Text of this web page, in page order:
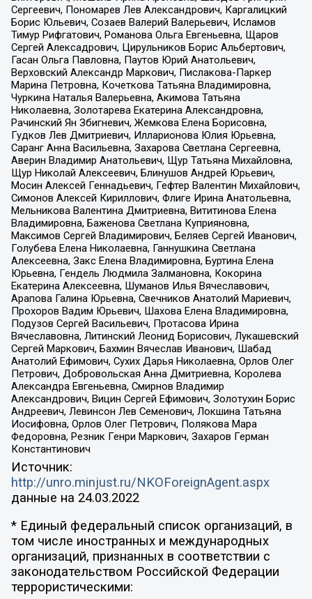
Сергеевич, Пономарев Лев Александрович, Каргалицкий
Борис Юльевич, Созаев Валерий Валерьевич, Исламов
Тимур Рифгатович, Романова Ольга Евгеньевна, Щаров
Сергей Алексадрович, Цирульников Борис Альбертович,
Гасан Ольга Павловна, Паутов Юрий Анатольевич,
Верховский Александр Маркович, Пислакова-Паркер
Марина Петровна, Кочеткова Татьяна Владимировна,
Чуркина Наталья Валерьевна, Акимова Татьяна
Николаевна, Золотарева Екатерина Александровна,
Рачинский Ян Збигневич, Жемкова Елена Борисовна,
Гудков Лев Дмитриевич, Илларионова Юлия Юрьевна,
Саранг Анна Васильевна, Захарова Светлана Сергеевна,
Аверин Владимир Анатольевич, Щур Татьяна Михайловна,
Щур Николай Алексеевич, Блинушов Андрей Юрьевич,
Мосин Алексей Геннадьевич, Гефтер Валентин Михайлович,
Симонов Алексей Кириллович, Флиге Ирина Анатольевна,
Мельникова Валентина Дмитриевна, Вититинова Елена
Владимировна, Баженова Светлана Куприяновна,
Максимов Сергей Владимирович, Беляев Сергей Иванович,
Голубева Елена Николаевна, Ганнушкина Светлана
Алексеевна, Закс Елена Владимировна, Буртина Елена
Юрьевна, Гендель Людмила Залмановна, Кокорина
Екатерина Алексеевна, Шуманов Илья Вячеславович,
Арапова Галина Юрьевна, Свечников Анатолий Мариевич,
Прохоров Вадим Юрьевич, Шахова Елена Владимировна,
Подузов Сергей Васильевич, Протасова Ирина
Вячеславовна, Литинский Леонид Борисович, Лукашевский
Сергей Маркович, Бахмин Вячеслав Иванович, Шабад
Анатолий Ефимович, Сухих Дарья Николаевна, Орлов Олег
Петрович, Добровольская Анна Дмитриевна, Королева
Александра Евгеньевна, Смирнов Владимир
Александрович, Вицин Сергей Ефимович, Золотухин Борис
Андреевич, Левинсон Лев Семенович, Локшина Татьяна
Иосифовна, Орлов Олег Петрович, Полякова Мара
Федоровна, Резник Генри Маркович, Захаров Герман
Константинович
Источник:
http://unro.minjust.ru/NKOForeignAgent.aspx
данные на 24.03.2022
* Единый федеральный список организаций, в
том числе иностранных и международных
организаций, признанных в соответствии с
законодательством Российской Федерации
террористическими: